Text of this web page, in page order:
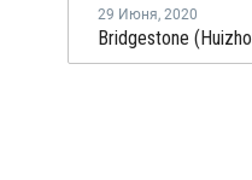
29 Июня, 2020